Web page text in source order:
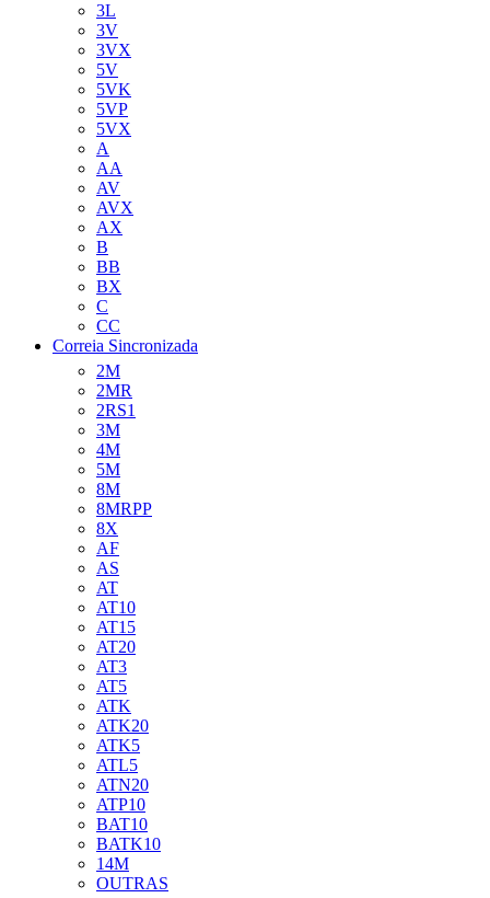
3L
3V
3VX
5V
5VK
5VP
5VX
A
AA
AV
AVX
AX
B
BB
BX
C
CC
Correia Sincronizada
2M
2MR
2RS1
3M
4M
5M
8M
8MRPP
8X
AF
AS
AT
AT10
AT15
AT20
AT3
AT5
ATK
ATK20
ATK5
ATL5
ATN20
ATP10
BAT10
BATK10
14M
OUTRAS